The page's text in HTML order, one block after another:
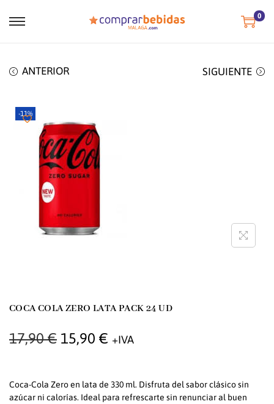
0
ANTERIOR SIGUIENTE
-11%
COCA COLA ZERO LATA PACK 24 UD
17,90€ 15,90 € +IVA
Coca-Cola Zero en lata de 330 ml. Disfruta del sabor clásico sin
azúcar ni calorías. Ideal para refrescarte sin renunciar al buen